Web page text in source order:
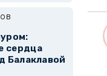
сердца
Балаклавой